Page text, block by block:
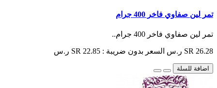
تمر لين صفاوي فاخر 400 جرام
تمر لين صفاوي فاخر 400 جرام..
SR 26.28 ر.س السعر بدون ضريبة : SR 22.85 ر.س
اضافة للسلة